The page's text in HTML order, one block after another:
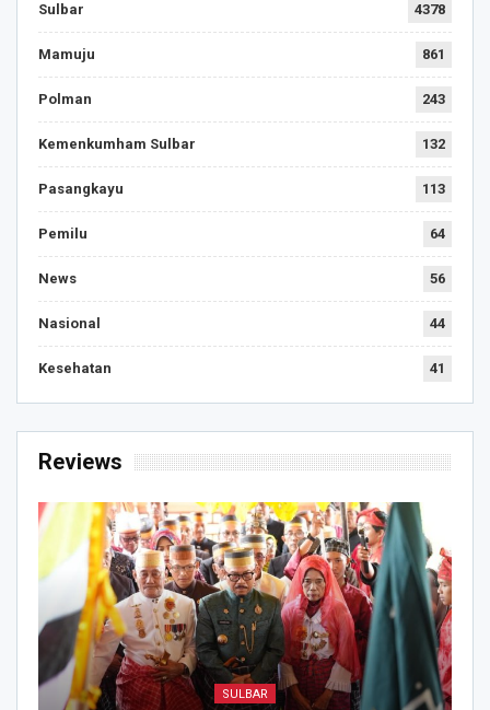
Sulbar 4378
Mamuju 861
Polman 243
Kemenkumham Sulbar 132
Pasangkayu 113
Pemilu 64
News 56
Nasional 44
Kesehatan 41
Reviews
SULBAR